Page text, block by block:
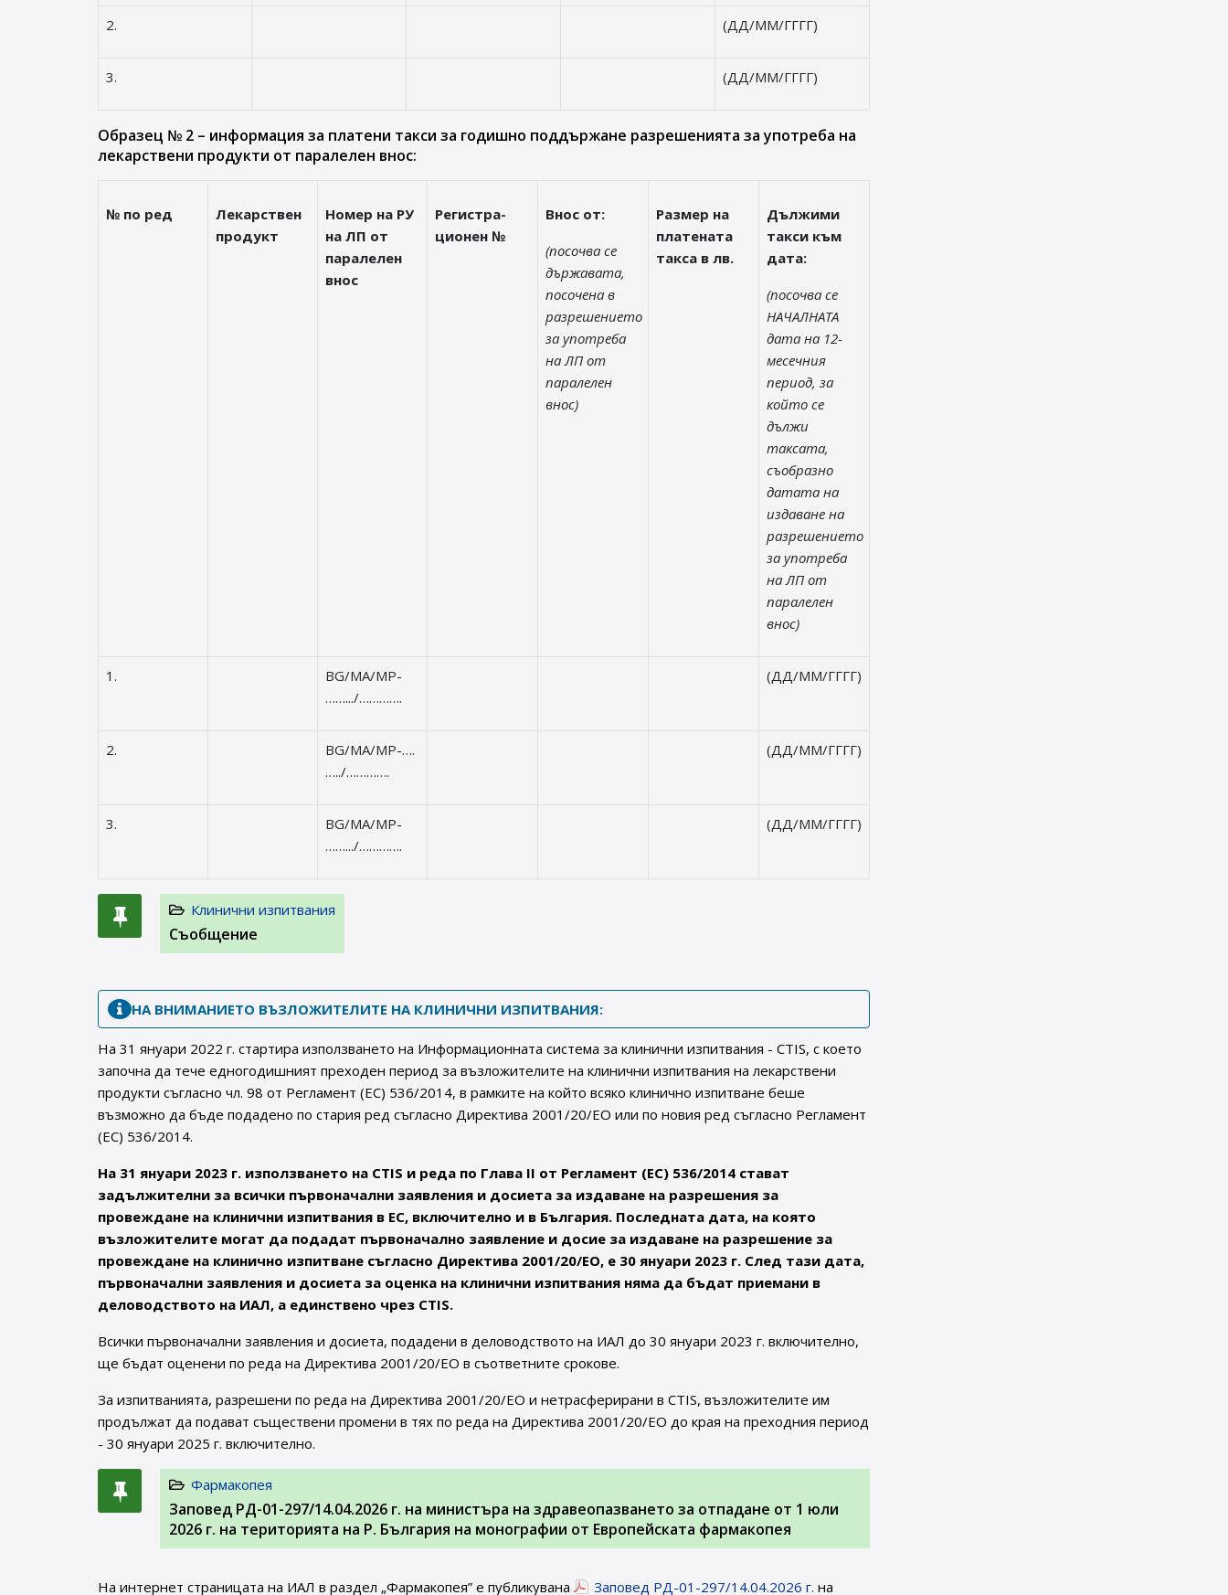
2. (ДД/ММ/ГГГГ)
3. (ДД/ММ/ГГГГ)
Образец № 2 – информация за платени такси за годишно поддържане разрешенията за употреба на
лекарствени продукти от паралелен внос:
№ по ред
Лекарствен
продукт
Номер на РУ
на ЛП от
паралелен
внос
Регистра-
ционен №
Внос от:
(посочва се
държавата,
посочена в
разрешението
за употреба
на ЛП от
паралелен
внос)
Размер на
платената
такса в лв.
Дължими
такси към
дата:
(посочва се
НАЧАЛНАТА
дата на 12-
месечния
период, за
който се
дължи
таксата,
съобразно
датата на
издаване на
разрешението
за употреба
на ЛП от
паралелен
внос)
1.
BG/MA/MP-
…….../………….
(ДД/ММ/ГГГГ)
2.
BG/MA/MP-….
…../………….
(ДД/ММ/ГГГГ)
3.
BG/MA/MP-
…….../………….
(ДД/ММ/ГГГГ)
Клинични изпитвания
Съобщение
НА ВНИМАНИЕТО ВЪЗЛОЖИТЕЛИТЕ НА КЛИНИЧНИ ИЗПИТВАНИЯ:
На 31 януари 2022 г. стартира използването на Информационната система за клинични изпитвания - CTIS, с което
започна да тече едногодишният преходен период за възложителите на клинични изпитвания на лекарствени
продукти съгласно чл. 98 от Регламент (ЕС) 536/2014, в рамките на който всяко клинично изпитване беше
възможно да бъде подадено по стария ред съгласно Директива 2001/20/ЕО или по новия ред съгласно Регламент
(ЕС) 536/2014.
На 31 януари 2023 г. използването на CTIS и реда по Глава II от Регламент (ЕС) 536/2014 стават
задължителни за всички първоначални заявления и досиета за издаване на разрешения за
провеждане на клинични изпитвания в ЕС, включително и в България. Последната дата, на която
възложителите могат да подадат първоначално заявление и досие за издаване на разрешение за
провеждане на клинично изпитване съгласно Директива 2001/20/ЕО, е 30 януари 2023 г. След тази дата,
първоначални заявления и досиета за оценка на клинични изпитвания няма да бъдат приемани в
деловодството на ИАЛ, а единствено чрез CTIS.
Всички първоначални заявления и досиета, подадени в деловодството на ИАЛ до 30 януари 2023 г. включително,
ще бъдат оценени по реда на Директива 2001/20/ЕО в съответните срокове.
За изпитванията, разрешени по реда на Директива 2001/20/ЕО и нетрасферирани в CTIS, възложителите им
продължат да подават съществени промени в тях по реда на Директива 2001/20/ЕО до края на преходния период
- 30 януари 2025 г. включително.
Фармакопея
Заповед РД-01-297/14.04.2026 г. на министъра на здравеопазването за отпадане от 1 юли
2026 г. на територията на Р. България на монографии от Европейската фармакопея
На интернет страницата на ИАЛ в раздел „Фармакопея” е публикувана Заповед РД-01-297/14.04.2026 г. на